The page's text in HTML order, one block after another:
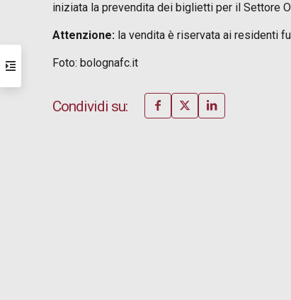
iniziata la prevendita dei biglietti per il Settore
Attenzione: la vendita è riservata ai residenti
Foto: bolognafc.it
Condividi su: